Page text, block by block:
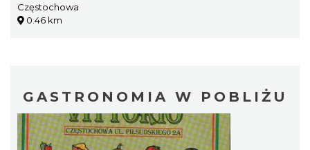
Częstochowa
0.46 km
GASTRONOMIA W POBLIŻU